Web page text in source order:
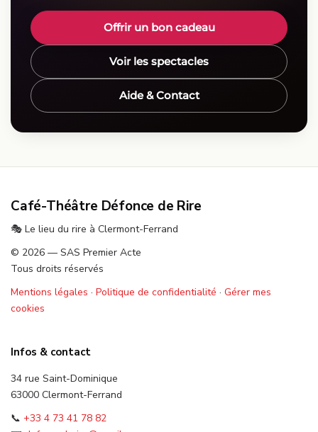
Offrir un bon cadeau
Voir les spectacles
Aide & Contact
Café-Théâtre Défonce de Rire
🎭 Le lieu du rire à Clermont-Ferrand
© 2026 — SAS Premier Acte
Tous droits réservés
Mentions légales · Politique de confidentialité · Gérer mes
cookies
Infos & contact
34 rue Saint-Dominique
63000 Clermont-Ferrand
📞 +33 4 73 41 78 82